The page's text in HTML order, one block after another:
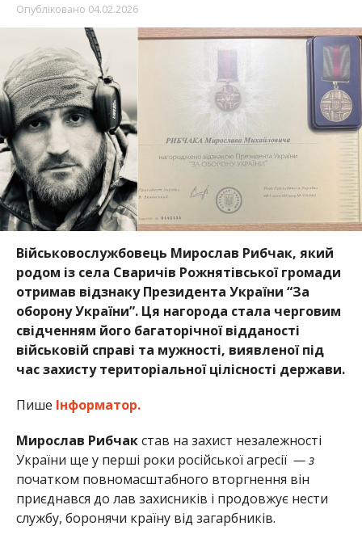
Опубліковано 04.02.2026
Військовослужбовець Мирослав Рибчак, який
родом із села Сваричів Рожнятівської громади
отримав відзнаку Президента України “За
оборону України”. Ця нагорода стала черговим
свідченням його багаторічної відданості
військовій справі та мужності, виявленої під
час захисту територіальної цілісності держави.
Пише Інформатор.
Мирослав Рибчакстав на захист незалежності
України ще у перші роки російської агресії — з
початком повномасштабного вторгнення він
приєднався до лав захисників і продовжує нести
службу, боронячи країну від загарбників.